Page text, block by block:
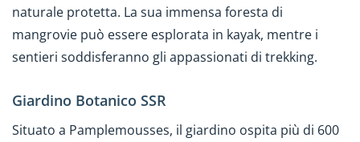
naturale protetta. La sua immensa foresta di
mangrovie può essere esplorata in kayak, mentre i
sentieri soddisferanno gli appassionati di trekking.
Giardino Botanico SSR
Situato a Pamplemousses, il giardino ospita più di 600